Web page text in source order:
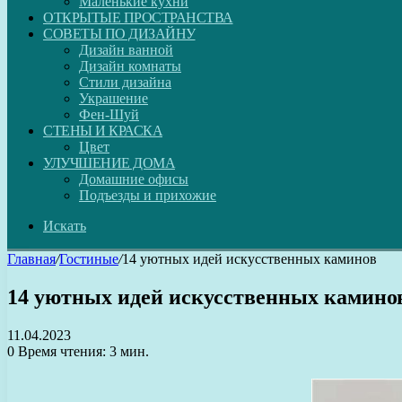
ОТКРЫТЫЕ ПРОСТРАНСТВА
СОВЕТЫ ПО ДИЗАЙНУ
Дизайн ванной
Дизайн комнаты
Стили дизайна
Украшение
Фен-Шуй
СТЕНЫ И КРАСКА
Цвет
УЛУЧШЕНИЕ ДОМА
Домашние офисы
Подъезды и прихожие
Искать
Главная/Гостиные/14 уютных идей искусственных каминов
14 уютных идей искусственных
11.04.2023
0 Время чтения: 3 мин.